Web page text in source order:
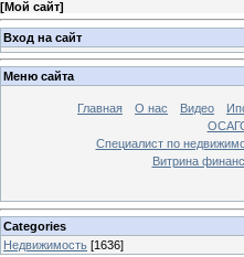
[Мой сайт]
Вход на сайт
Меню сайта
Главная О нас Видео
Специалист по
Витрина
Categories
Недвижимость [1636]